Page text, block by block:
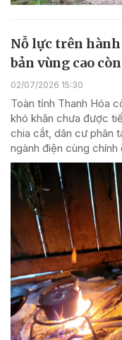
Nỗ lực trên
bản vùng cao
02/07/2026 15:30
Toàn tỉnh Thanh Hóa
khó khăn chưa được
chia cắt, dân cư phân
ngành điện cùng chính